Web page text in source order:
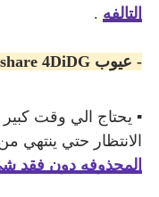
التالفه .
- عيوب 4DiDG
▪ يحتاج الي وقت
الانتظار حتي ينتهي
المحذوفه دون فقد